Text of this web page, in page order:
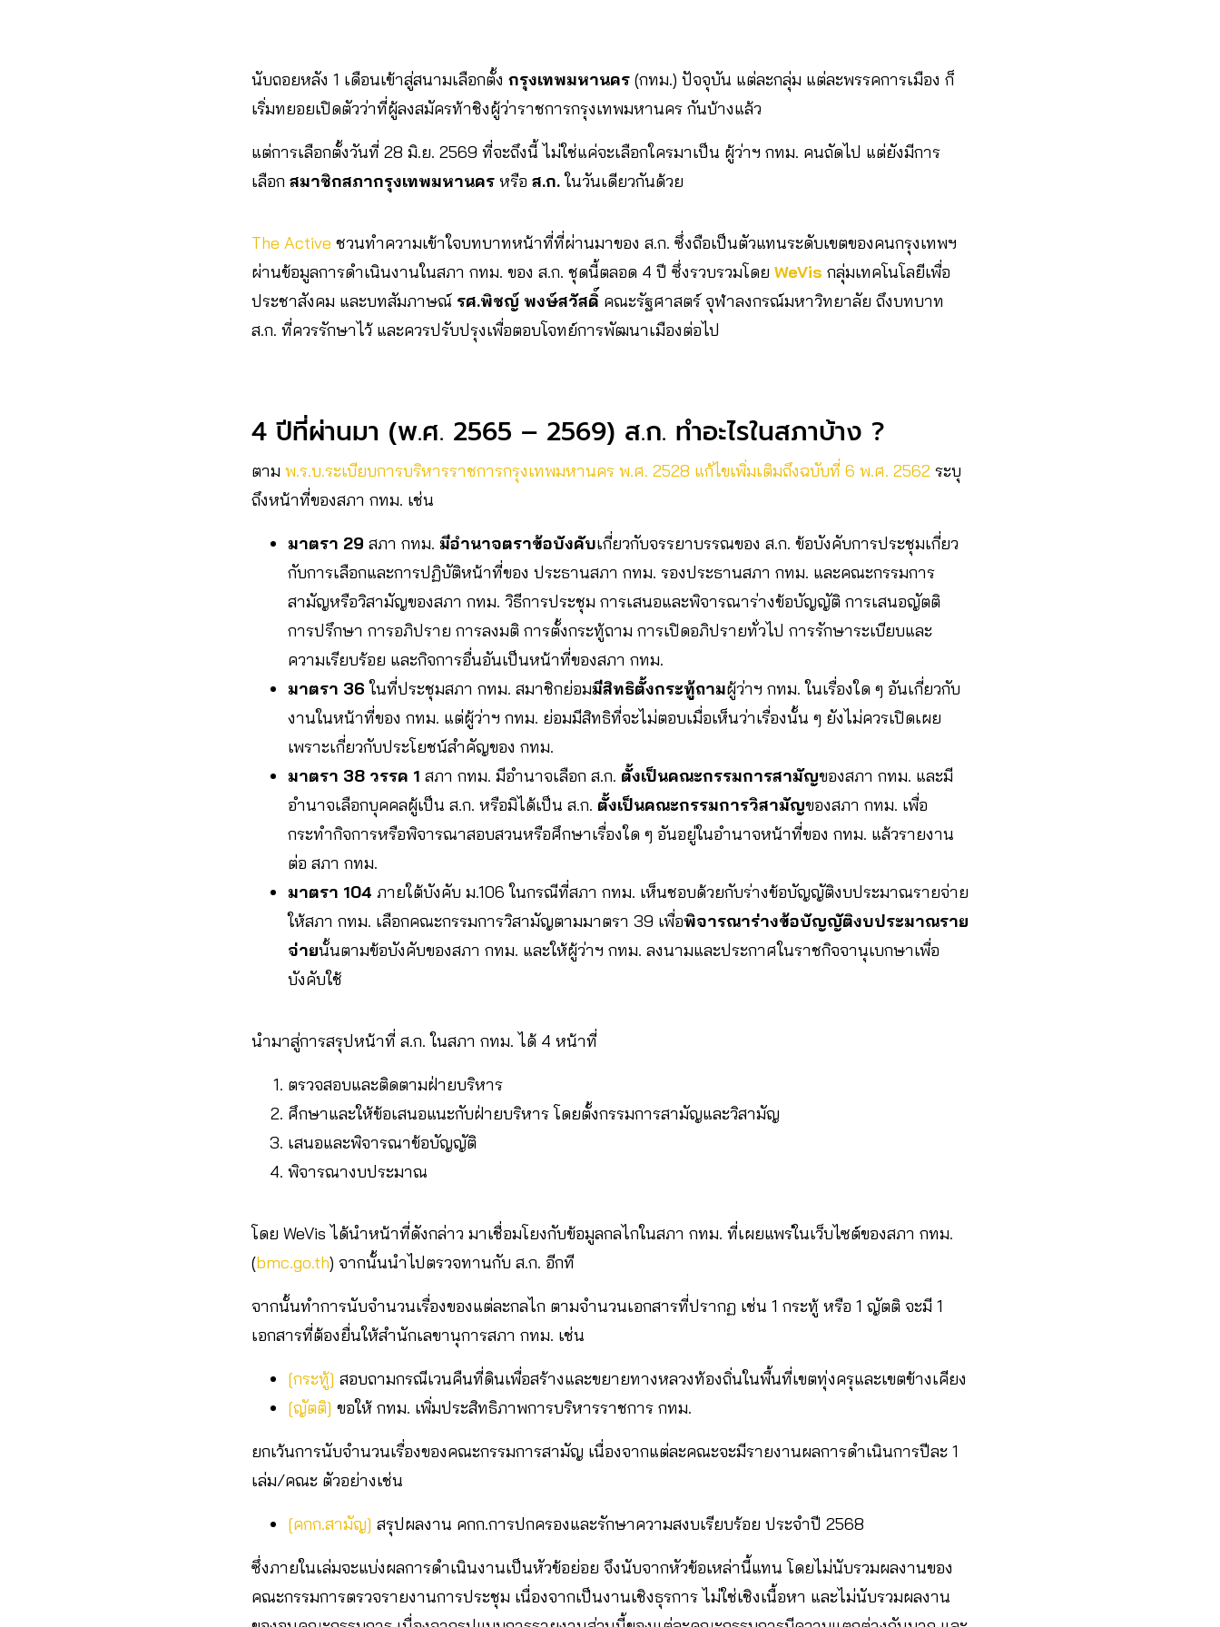
นับถอยหลัง 1 เดือนเข้าสู่สนามเลือกตั้ง กรุงเทพมหานคร (กทม.) ปัจจุบัน แต่ละกลุ่ม แต่ละพรรคการเมือง ก็
เริ่มทยอยเปิดตัวว่าที่ผู้ลงสมัครท้าชิงผู้ว่าราชการกรุงเทพมหานคร กันบ้างแล้ว
แต่การเลือกตั้งวันที่ 28 มิ.ย. 2569 ที่จะถึงนี้ ไม่ใช่แค่จะเลือกใครมาเป็น ผู้ว่าฯ กทม. คนถัดไป แต่ยังมีการ
เลือก สมาชิกสภากรุงเทพมหานคร หรือ ส.ก.ในวันเดียวกันด้วย
The Active ชวนทำความเข้าใจบทบาทหน้าที่ที่ผ่านมาของ ส.ก. ซึ่งถือเป็นตัวแทนระดับเขตของคนกรุงเทพฯ
ผ่านข้อมูลการดำเนินงานในสภา กทม. ของ ส.ก. ชุดนี้ตลอด 4 ปี ซึ่งรวบรวมโดย WeVis กลุ่มเทคโนโลยีเพื่อ
ประชาสังคม และบทสัมภาษณ์ รศ.พิชญ์ พงษ์สวัสดิ์ คณะรัฐศาสตร์ จุฬาลงกรณ์มหาวิทยาลัย ถึงบทบาท
ส.ก. ที่ควรรักษาไว้ และควรปรับปรุงเพื่อตอบโจทย์การพัฒนาเมืองต่อไป
4 ปีที่ผ่านมา (พ.ศ. 2565 – 2569) ส.ก. ทำอะไรในสภาบ้าง ?
ตาม พ.ร.บ.ระเบียบการบริหารราชการกรุงเทพมหานคร พ.ศ. 2528 แก้ไขเพิ่มเติมถึงฉบับที่ 6 พ.ศ. 2562 ระบุ
ถึงหน้าที่ของสภา กทม. เช่น
มาตรา 29 สภา กทม. มีอำนาจตราข้อบังคับเกี่ยวกับจรรยาบรรณของ ส.ก. ข้อบังคับการประชุมเกี่ยว
กับการเลือกและการปฏิบัติหน้าที่ของ ประธานสภา กทม. รองประธานสภา กทม. และคณะกรรมการ
สามัญหรือวิสามัญของสภา กทม. วิธีการประชุม การเสนอและพิจารณาร่างข้อบัญญัติ การเสนอญัตติ
การปรึกษา การอภิปราย การลงมติ การตั้งกระทู้ถาม การเปิดอภิปรายทั่วไป การรักษาระเบียบและ
ความเรียบร้อย และกิจการอื่นอันเป็นหน้าที่ของสภา กทม.
มาตรา 36 ในที่ประชุมสภา กทม. สมาชิกย่อมมีสิทธิตั้งกระทู้ถามผู้ว่าฯ กทม. ในเรื่องใด ๆ อันเกี่ยวกับ
งานในหน้าที่ของ กทม. แต่ผู้ว่าฯ กทม. ย่อมมีสิทธิที่จะไม่ตอบเมื่อเห็นว่าเรื่องนั้น ๆ ยังไม่ควรเปิดเผย
เพราะเกี่ยวกับประโยชน์สำคัญของ กทม.
มาตรา 38 วรรค 1 สภา กทม. มีอำนาจเลือก ส.ก. ตั้งเป็นคณะกรรมการสามัญของสภา กทม. และมี
อำนาจเลือกบุคคลผู้เป็น ส.ก. หรือมิได้เป็น ส.ก. ตั้งเป็นคณะกรรมการวิสามัญของสภา กทม. เพื่อ
กระทำกิจการหรือพิจารณาสอบสวนหรือศึกษาเรื่องใด ๆ อันอยู่ในอำนาจหน้าที่ของ กทม. แล้วรายงาน
ต่อ สภา กทม.
มาตรา 104 ภายใต้บังคับ ม.106 ในกรณีที่สภา กทม. เห็นชอบด้วยกับร่างข้อบัญญัติงบประมาณรายจ่าย
ให้สภา กทม. เลือกคณะกรรมการวิสามัญตามมาตรา 39 เพื่อพิจารณาร่างข้อบัญญัติงบประมาณราย
จ่ายนั้นตามข้อบังคับของสภา กทม. และให้ผู้ว่าฯ กทม. ลงนามและประกาศในราชกิจจานุเบกษาเพื่อ
บังคับใช้
นำมาสู่การสรุปหน้าที่ ส.ก. ในสภา กทม. ได้ 4 หน้าที่
ตรวจสอบและติดตามฝ่ายบริหาร
ศึกษาและให้ข้อเสนอแนะกับฝ่ายบริหาร โดยตั้งกรรมการสามัญและวิสามัญ
เสนอและพิจารณาข้อบัญญัติ
พิจารณางบประมาณ
โดย WeVis ได้นำหน้าที่ดังกล่าว มาเชื่อมโยงกับข้อมูลกลไกในสภา กทม. ที่เผยแพร่ในเว็บไซต์ของสภา กทม.
(bmc.go.th) จากนั้นนำไปตรวจทานกับ ส.ก. อีกที
จากนั้นทำการนับจำนวนเรื่องของแต่ละกลไก ตามจำนวนเอกสารที่ปรากฏ เช่น 1 กระทู้ หรือ 1 ญัตติ จะมี 1
เอกสารที่ต้องยื่นให้สำนักเลขานุการสภา กทม. เช่น
[กระทู้] สอบถามกรณีเวนคืนที่ดินเพื่อสร้างและขยายทางหลวงท้องถิ่นในพื้นที่เขตทุ่งครุและเขตข้างเคียง
[ญัตติ] ขอให้ กทม. เพิ่มประสิทธิภาพการบริหารราชการ กทม.
ยกเว้นการนับจำนวนเรื่องของคณะกรรมการสามัญ เนื่องจากแต่ละคณะจะมีรายงานผลการดำเนินการปีละ 1
เล่ม/คณะ ตัวอย่างเช่น
[คกก.สามัญ] สรุปผลงาน คกก.การปกครองและรักษาความสงบเรียบร้อย ประจำปี 2568
ซึ่งภายในเล่มจะแบ่งผลการดำเนินงานเป็นหัวข้อย่อย จึงนับจากหัวข้อเหล่านี้แทน โดยไม่นับรวมผลงานของ
คณะกรรมการตรวจรายงานการประชุม เนื่องจากเป็นงานเชิงธุรการ ไม่ใช่เชิงเนื้อหา และไม่นับรวมผลงาน